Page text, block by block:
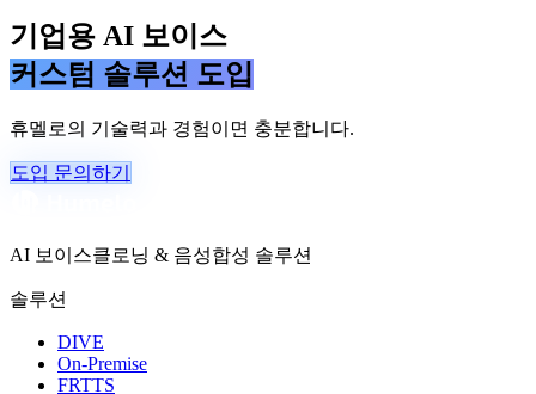
기업용 AI 보이스
커스텀 솔루션 도입
휴멜로의 기술력과 경험이면 충분합니다.
도입 문의하기
AI 보이스클로닝 & 음성합성 솔루션
솔루션
DIVE
On-Premise
FRTTS